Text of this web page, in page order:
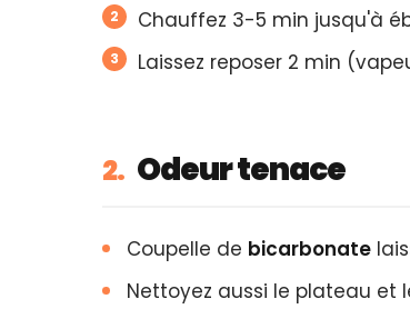
Chauffez 3-5 min jusqu'à
Laissez reposer 2 min
2. Odeur tenace
Coupelle de bicarbonate
Nettoyez aussi le plateau et